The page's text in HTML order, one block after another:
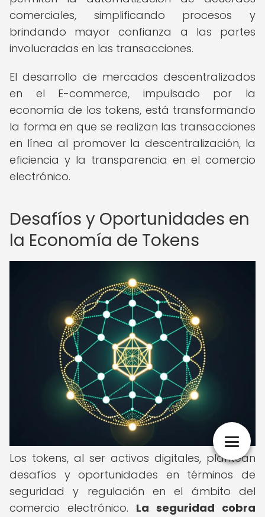
comerciales, simplificando procesos y
brindando mayor confianza a las partes
involucradas en las transacciones.
El desarrollo de mercados descentralizados
en el E-commerce, impulsado por la
economía de los tokens, está transformando
la forma en que se realizan las transacciones
en línea al promover la descentralización, la
eficiencia y la transparencia en el comercio
electrónico.
Desafíos y Oportunidades en
la Economía de Tokens
Los tokens, al ser activos digitales, plantean
desafíos y oportunidades en términos de
seguridad y regulación en el ámbito del
comercio electrónico. La seguridad cobra